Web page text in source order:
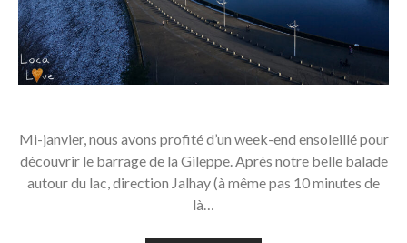
Mi-janvier, nous avons profité d’un week-end ensoleillé pour
découvrir le barrage de la Gileppe. Après notre belle balade
autour du lac, direction Jalhay (à même pas 10 minutes de
là…